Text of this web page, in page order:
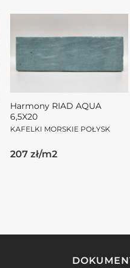
Harmony RIAD AQUA
6,5X20
KAFELKI MORSKIE POŁYSK
207 zł/m2